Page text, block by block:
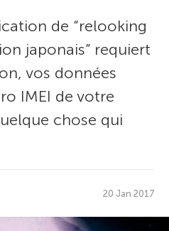
de “relooking
japonais” requiert
vos données
IMEI de votre
chose qui
20 Jan 2017